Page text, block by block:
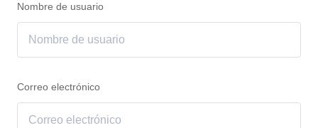
Nombre de usuario
Correo electrónico